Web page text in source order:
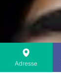
Adresse